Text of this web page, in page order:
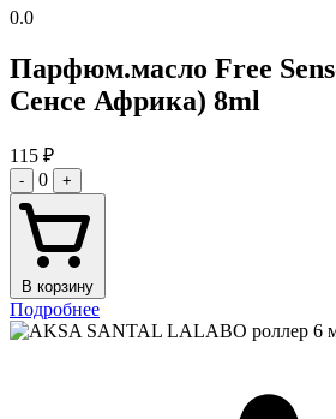
0.0
Парфюм.масло Free
Сенсе Африка) 8ml
115 ₽
- 0 +
В корзину
Подробнее